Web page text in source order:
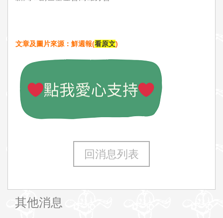
文章及圖片來源：鮮週報(看原文)
回消息列表
其他消息